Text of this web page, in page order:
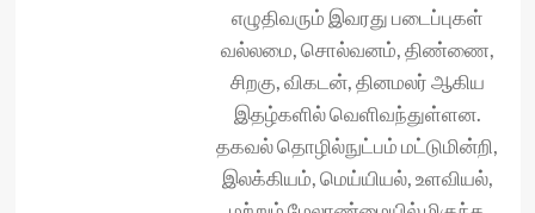
எழுதிவரும் இவரது படைப்புகள்
வல்லமை, சொல்வனம், திண்ணை,
சிறகு, விகடன், தினமலர் ஆகிய
இதழ்களில் வெளிவந்துள்ளன.
தகவல் தொழில்நுட்பம் மட்டுமின்றி,
இலக்கியம், மெய்யியல், உளவியல்,